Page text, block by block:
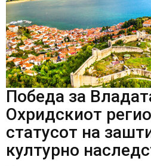
Победа за
Охридскиот
статусот на
културно